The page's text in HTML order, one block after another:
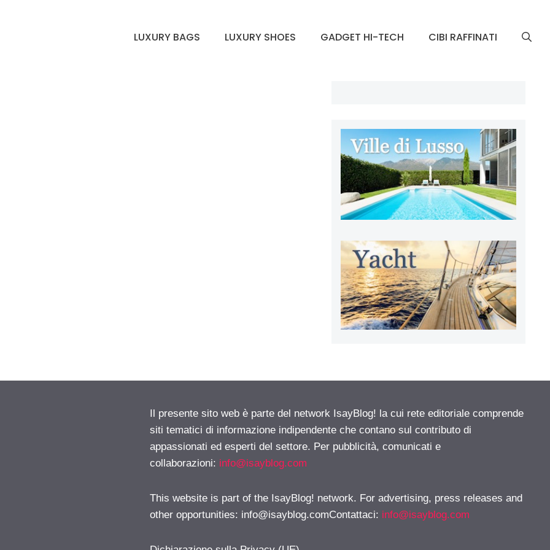
LUXURY BAGS LUXURY SHOES GADGET HI-TECH CIBI RAFFINATI
Il presente sito web è parte del network IsayBlog! la cui rete editoriale comprende
siti tematici di informazione indipendente che contano sul contributo di
appassionati ed esperti del settore. Per pubblicità, comunicati e
collaborazioni: info@isayblog.com
This website is part of the IsayBlog! network. For advertising, press releases and
other opportunities: info@isayblog.comContattaci: info@isayblog.com